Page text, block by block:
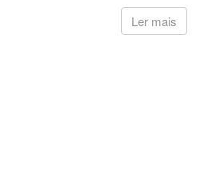
Ler mais